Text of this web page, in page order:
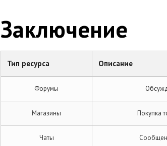
Заключение
Тип ресурса Описание
Форумы
Магазины Покупка
Чаты